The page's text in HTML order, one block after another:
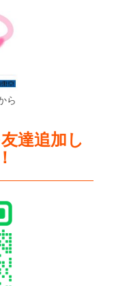
ら
達追加し